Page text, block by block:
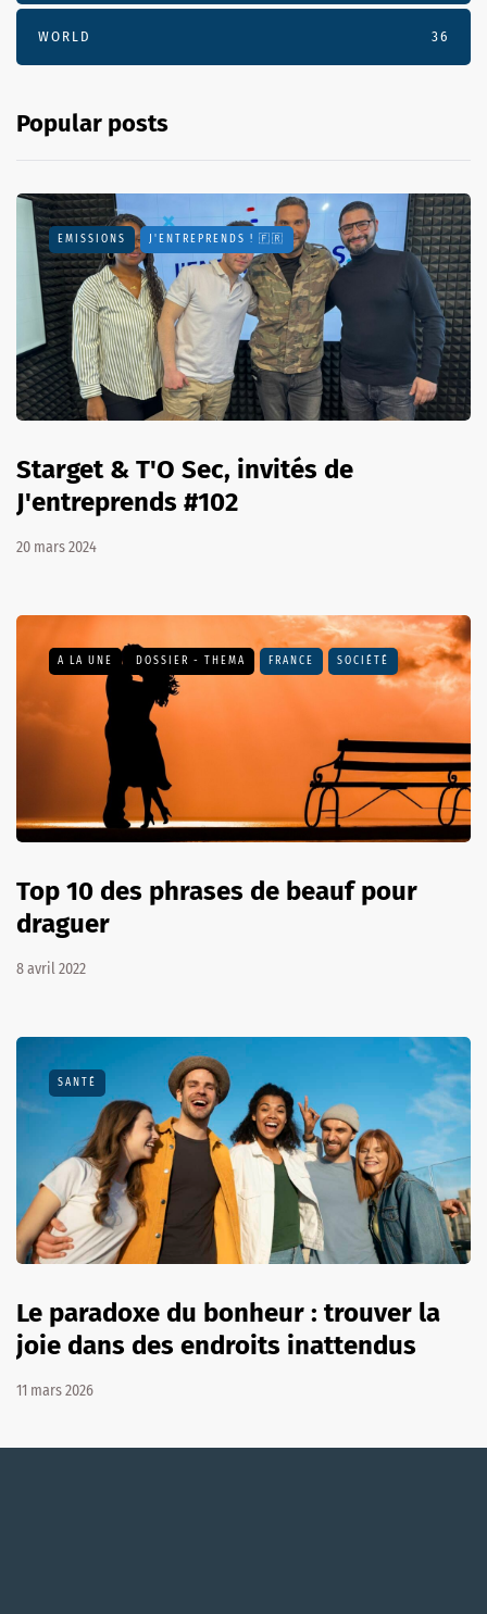
WORLD 36
Popular posts
EMISSIONS J'ENTREPRENDS ! 🇫🇷
Starget & T'O Sec, invités de
J'entreprends #102
20 mars 2024
A LA UNE DOSSIER - THEMA FRANCE SOCIÉTÉ
Top 10 des phrases de beauf pour
draguer
8 avril 2022
SANTÉ
Le paradoxe du bonheur : trouver la
joie dans des endroits inattendus
11 mars 2026